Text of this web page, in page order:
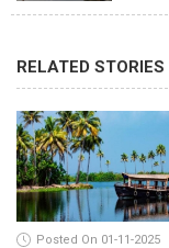
RELATED STORIES
Posted On 01-11-2025